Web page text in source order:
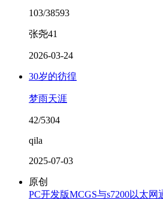
103/38593
张尧41
2026-03-24
30岁的彷徨
梦雨天涯
42/5304
qila
2025-07-03
原创
PC开发版MCGS与s7200以太网